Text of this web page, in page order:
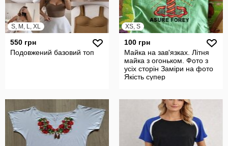
S, M, L, XL
550 грн
Подовжений базовий топ
XS, S
100 грн
Майка на зав'язках. Літня
майка з огоньком. Фото з
усіх сторін Заміри на фото
Якість супер